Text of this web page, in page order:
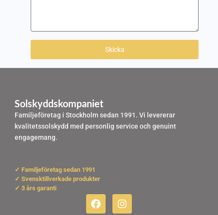
Skicka
Solskyddskompaniet
Familjeföretag i Stockholm sedan 1991. Vi levererar
kvalitetssolskydd med personlig service och genuint
engagemang.
✓ Familjeföretag sedan 1991
✓ Svensktillverkade produkter
✓ 3 års garanti
F
a
I
n